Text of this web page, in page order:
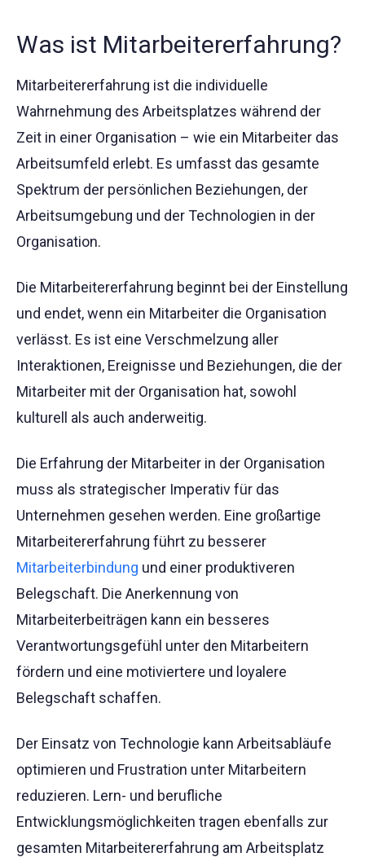
Was ist Mitarbeitererfahrung?
Mitarbeitererfahrung ist die individuelle
Wahrnehmung des Arbeitsplatzes während der
Zeit in einer Organisation – wie ein Mitarbeiter das
Arbeitsumfeld erlebt. Es umfasst das gesamte
Spektrum der persönlichen Beziehungen, der
Arbeitsumgebung und der Technologien in der
Organisation.
Die Mitarbeitererfahrung beginnt bei der Einstellung
und endet, wenn ein Mitarbeiter die Organisation
verlässt. Es ist eine Verschmelzung aller
Interaktionen, Ereignisse und Beziehungen, die der
Mitarbeiter mit der Organisation hat, sowohl
kulturell als auch anderweitig.
Die Erfahrung der Mitarbeiter in der Organisation
muss als strategischer Imperativ für das
Unternehmen gesehen werden. Eine großartige
Mitarbeitererfahrung führt zu besserer
Mitarbeiterbindung und einer produktiveren
Belegschaft. Die Anerkennung von
Mitarbeiterbeiträgen kann ein besseres
Verantwortungsgefühl unter den Mitarbeitern
fördern und eine motiviertere und loyalere
Belegschaft schaffen.
Der Einsatz von Technologie kann Arbeitsabläufe
optimieren und Frustration unter Mitarbeitern
reduzieren. Lern- und berufliche
Entwicklungsmöglichkeiten tragen ebenfalls zur
gesamten Mitarbeitererfahrung am Arbeitsplatz